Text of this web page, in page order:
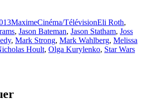
MaximeCatégories
Cinéma/TélévisionÉtiquettes
Eli Roth,
, Jason Bateman, Jason Statham, Joss
, Mark Strong, Mark Wahlberg, Melissa
Hoult, Olga Kurylenko, Star Wars